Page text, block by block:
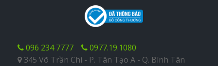
096 234 7777
0977.19.1080
345 Võ Trần Chí - P. Tân Tạo A - Q. Bình Tân